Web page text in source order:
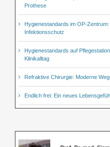
Prothese
Hygienestandards im OP-
Infektionsschutz
Hygienestandards auf
Klinikalltag
Refraktive Chirurgie: Moderne
Endlich frei: Ein neues